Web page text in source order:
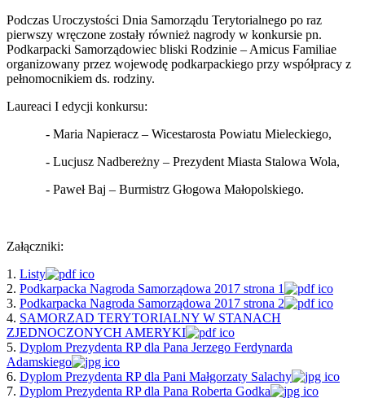
Podczas Uroczystości Dnia Samorządu Terytorialnego po raz
pierwszy wręczone zostały również nagrody w konkursie pn.
Podkarpacki Samorządowiec bliski Rodzinie – Amicus Familiae
organizowany przez wojewodę podkarpackiego przy współpracy z
pełnomocnikiem ds. rodziny.
Laureaci I edycji konkursu:
- Maria Napieracz – Wicestarosta Powiatu Mieleckiego,
- Lucjusz Nadbereżny – Prezydent Miasta Stalowa Wola,
- Paweł Baj – Burmistrz Głogowa Małopolskiego.
Załączniki:
1. Listy
2. Podkarpacka Nagroda Samorządowa 2017 strona 1
3. Podkarpacka Nagroda Samorządowa 2017 strona 2
4. SAMORZAD TERYTORIALNY W STANACH
ZJEDNOCZONYCH AMERYKI
5. Dyplom Prezydenta RP dla Pana Jerzego Ferdynarda
Adamskiego
6. Dyplom Prezydenta RP dla Pani Małgorzaty Salachy
7. Dyplom Prezydenta RP dla Pana Roberta Godka